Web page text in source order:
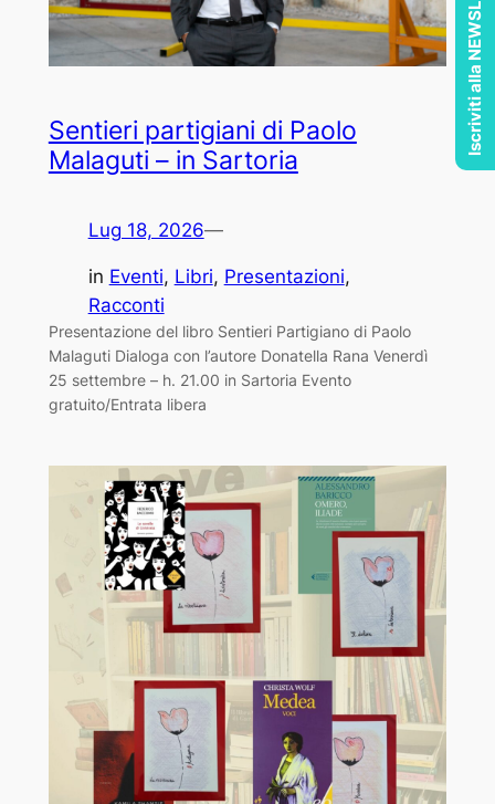
Sentieri partigiani di Paolo
Malaguti – in Sartoria
Lug 18, 2026—
in Eventi, Libri, Presentazioni
Racconti
Presentazione del libro Sentieri Partigiano di Paolo
Malaguti Dialoga con l’autore Donatella Rana Venerdì
25 settembre – h. 21.00 in Sartoria Evento
gratuito/Entrata libera
Iscriviti alla NEWSLETTER